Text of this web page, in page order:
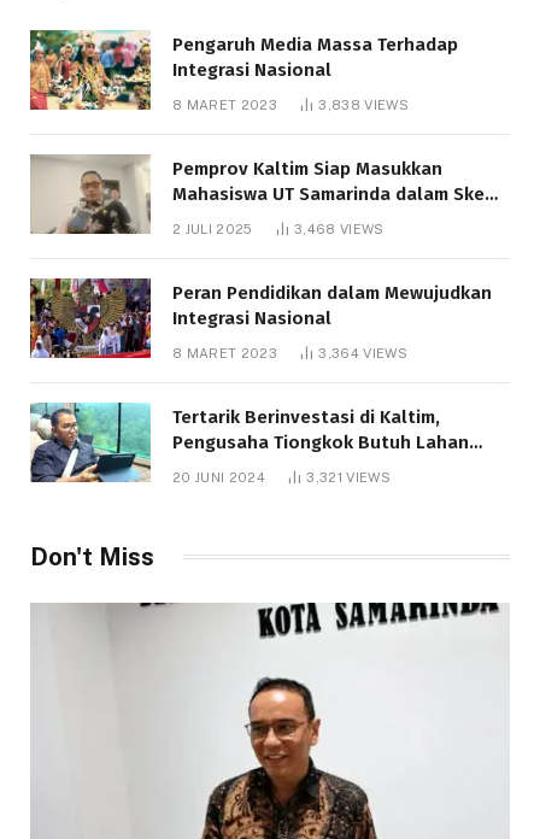
Pengaruh Media Massa Terhadap
Integrasi Nasional
8 MARET 2023 3,838VIEWS
Pemprov Kaltim Siap Masukkan
Mahasiswa UT Samarinda dalam Skema
Bantuan Pendidikan Gratispol
2 JULI 2025 3,468 VIEWS
Peran Pendidikan dalam Mewujudkan
Integrasi Nasional
8 MARET 2023 3,364VIEWS
Tertarik Berinvestasi di Kaltim,
Pengusaha Tiongkok Butuh Lahan
20 JUNI 2024 3,321VIEWS
Don't Miss